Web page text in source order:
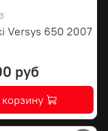
Versys 650 2007
руб